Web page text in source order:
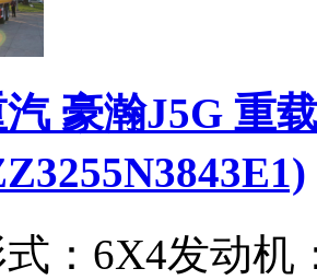
豪瀚J5G 重
： 6X4发动机